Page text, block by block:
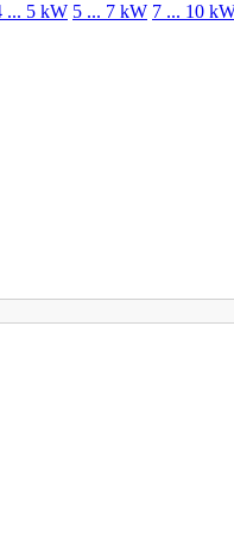
... 5 kW 5 ... 7 kW 7 ... 10